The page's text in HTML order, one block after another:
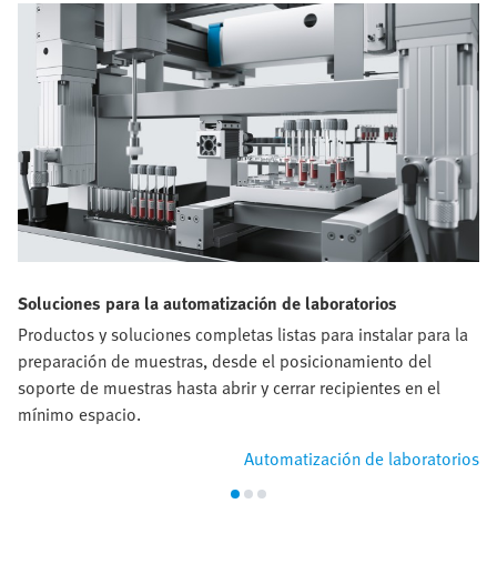
Soluciones para la automatización de laboratorios
Productos y soluciones completas listas para instalar para la
preparación de muestras, desde el posicionamiento del
soporte de muestras hasta abrir y cerrar recipientes en el
mínimo espacio.
Automatización de laboratorios